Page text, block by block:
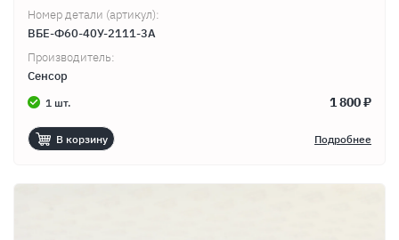
Номер детали (артикул):
ВБЕ-Ф60-40У-2111-3А
Производитель:
Сенсор
1 шт. 1 800 ₽
В корзину Подробнее